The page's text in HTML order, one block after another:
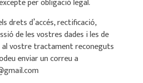
drets d’accés, rectificació,
de les vostres dades i les de
vostre tractament reconeguts
enviar un correu a